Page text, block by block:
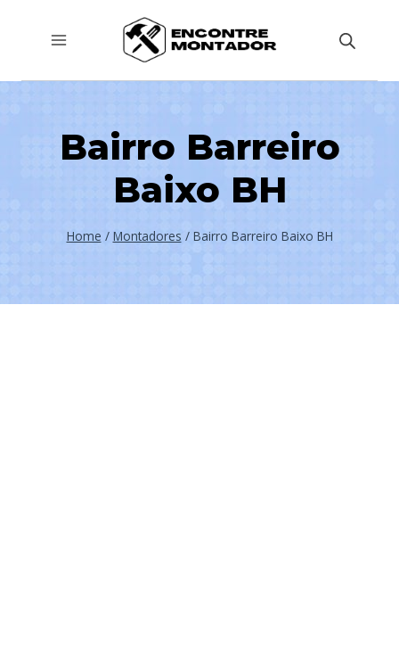
Bairro Barreiro
Baixo BH
Home / Montadores / Bairro Barreiro Baixo BH